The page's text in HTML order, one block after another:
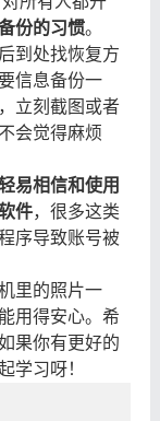
份的习惯。
到处找恢复方
信息备份一
立刻截图或者
会觉得麻烦
易相信和使用
件，很多这类
序导致账号被
里的照片一
用得安心。希
果你有更好的
学习呀！